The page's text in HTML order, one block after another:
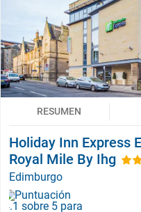
RESUMEN
Holiday Inn Express
Royal Mile By Ihg
Edimburgo